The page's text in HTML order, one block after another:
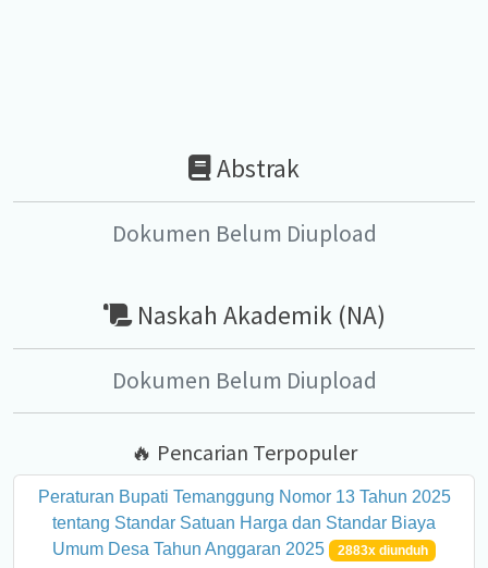
Abstrak
Dokumen Belum Diupload
Naskah Akademik (NA)
Dokumen Belum Diupload
🔥 Pencarian Terpopuler
Peraturan Bupati Temanggung Nomor 13 Tahun 2025
tentang Standar Satuan Harga dan Standar Biaya
Umum Desa Tahun Anggaran 2025
2883x diunduh